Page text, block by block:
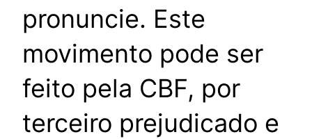
pronuncie. Este
movimento pode ser
feito pela CBF, por
terceiro prejudicado e